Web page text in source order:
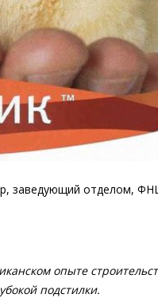
заведующий отделом,
опыте
подстилки.